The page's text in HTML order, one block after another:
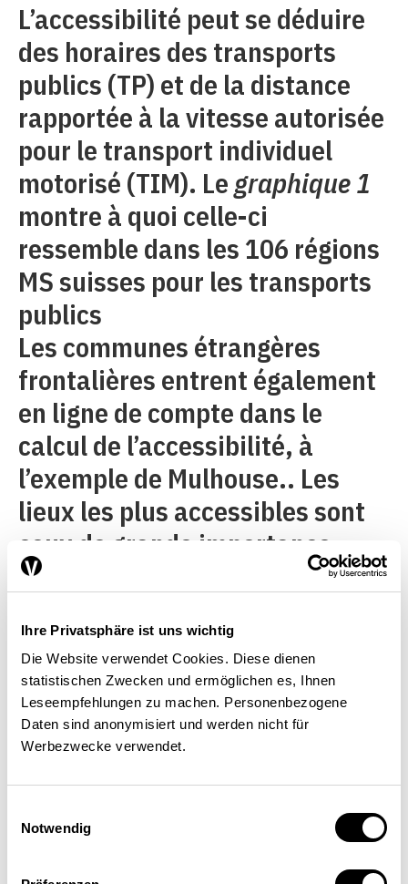
Ihre Privatsphäre ist uns wichtig
Die Website verwendet Cookies. Diese dienen
statistischen Zwecken und ermöglichen es, Ihnen
Leseempfehlungen zu machen. Personenbezogene
Daten sind anonymisiert und werden nicht für
Werbezwecke verwendet.
Notwendig
L’accessibilité peut se déduire
des horaires des transports
publics (TP) et de la distance
rapportée à la vitesse autorisée
pour le transport individuel
motorisé (TIM). Le graphique 1
montre à quoi celle-ci
ressemble dans les 106 régions
MS suisses pour les transports
publics
Les communes étrangères
frontalières entrent également
en ligne de compte dans le
calcul de l’accessibilité, à
l’exemple de Mulhouse.. Les
lieux les plus accessibles sont
ceux de grande importance
économique ou ceux qui
rapidement. La carte montre
notamment que si Bâle et
Genève se situent en
périphérie, elles sont
l’inverse, la région de Willisau,
qui se trouve au centre du pays,
n’est pas plus accessible que de